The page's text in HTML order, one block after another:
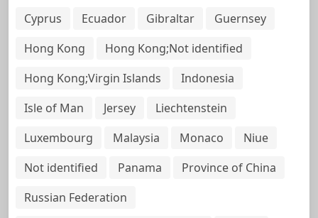
Cyprus
Ecuador Gibraltar
Guernsey
Hong Kong
Hong Kong;Not identified
Hong Kong;Virgin Islands
Indonesia
Isle of Man
Jersey
Liechtenstein
Luxembourg
Malaysia Monaco
Niue
Not identified
Panama
Province of China
Russian Federation